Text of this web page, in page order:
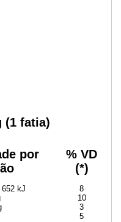
(1 fatia)
por
% VD
(*)
kJ
8
10
3
5